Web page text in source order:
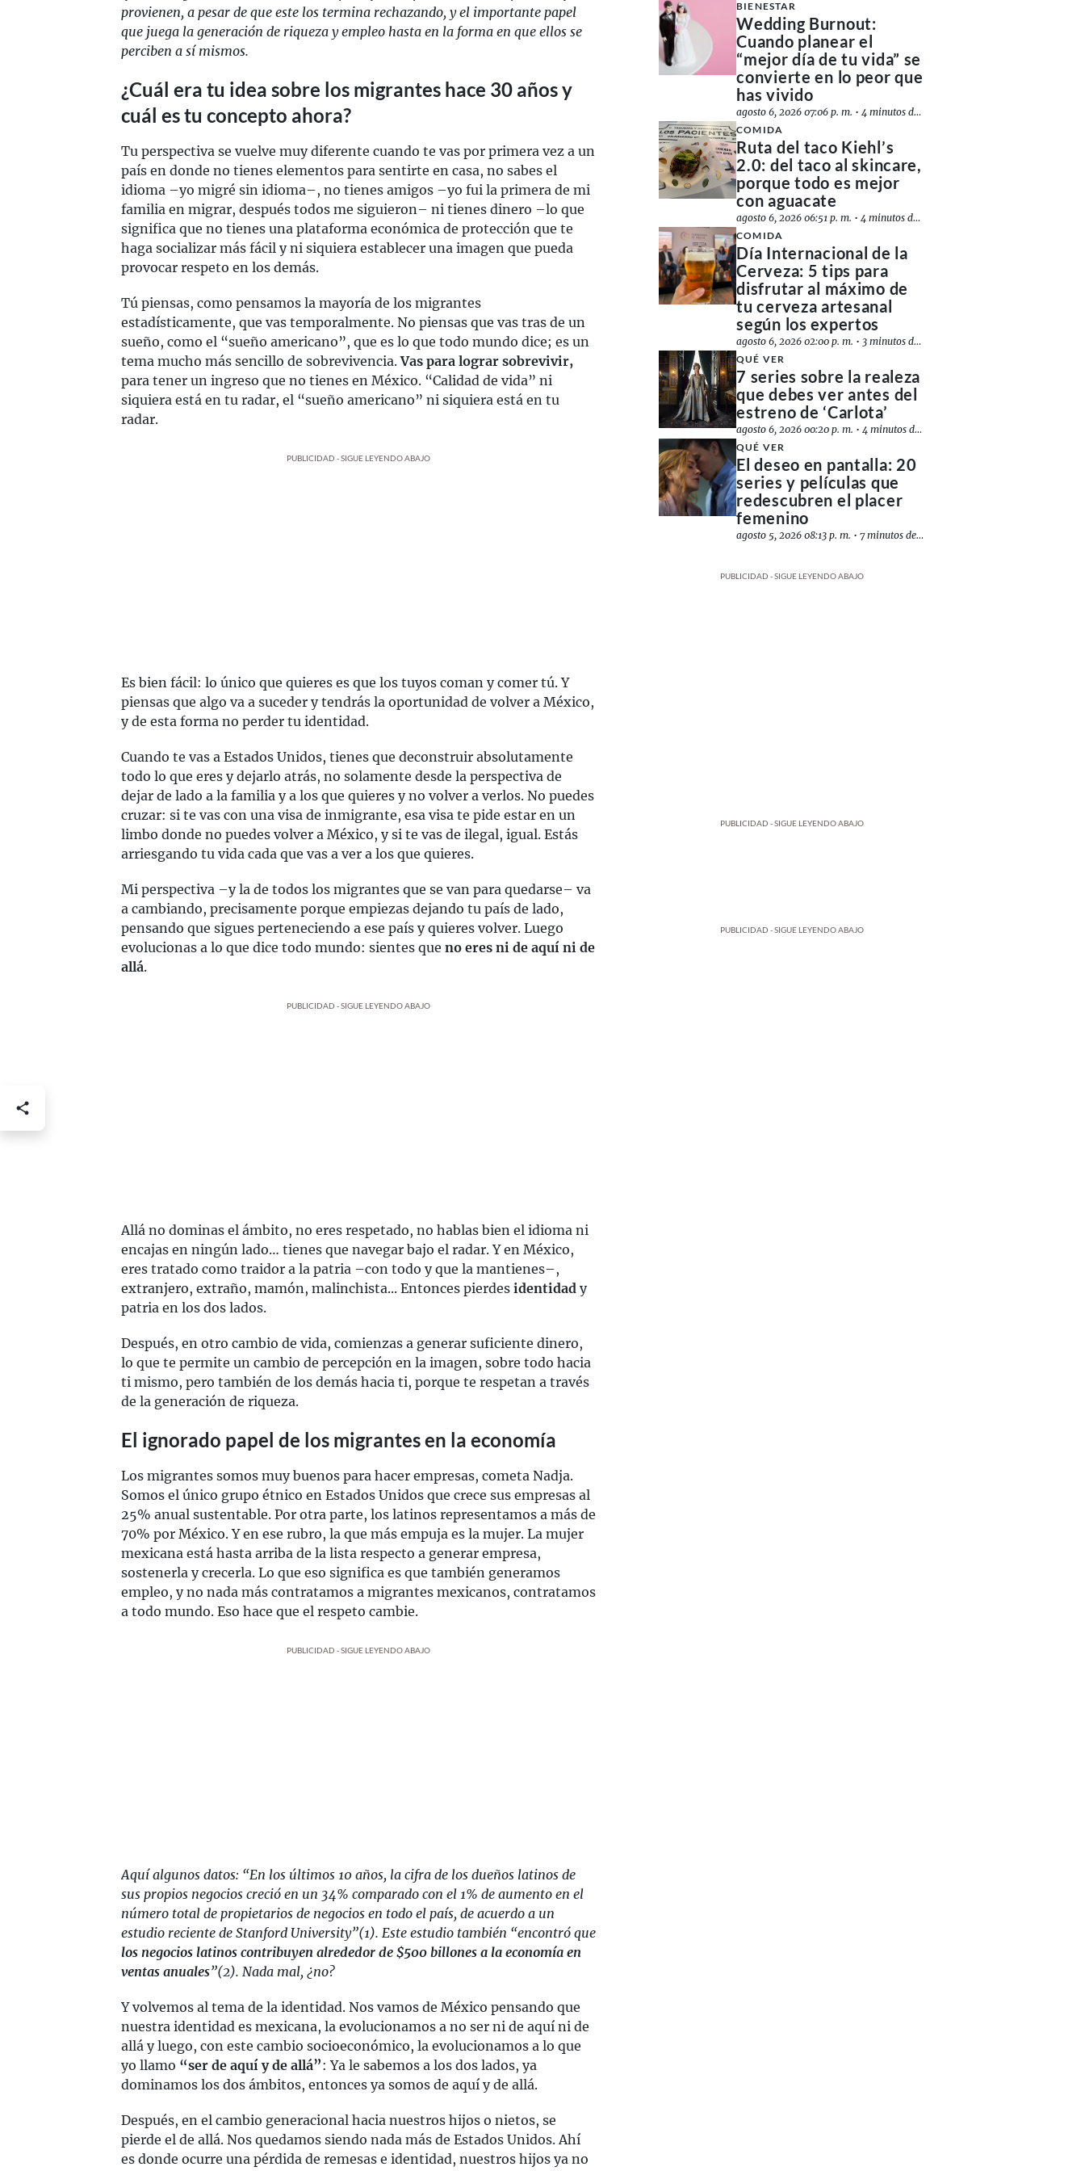
provienen, a pesar de que este los termina rechazando, y el importante papel
que juega la generación de riqueza y empleo hasta en la forma en que ellos se
perciben a sí mismos.
¿Cuál era tu idea sobre los migrantes hace 30 años y
cuál es tu concepto ahora?
Tu perspectiva se vuelve muy diferente cuando te vas por primera vez a un
país en donde no tienes elementos para sentirte en casa, no sabes el
idioma –yo migré sin idioma–, no tienes amigos –yo fui la primera de mi
familia en migrar, después todos me siguieron– ni tienes dinero –lo que
significa que no tienes una plataforma económica de protección que te
haga socializar más fácil y ni siquiera establecer una imagen que pueda
provocar respeto en los demás.
Tú piensas, como pensamos la mayoría de los migrantes
estadísticamente, que vas temporalmente. No piensas que vas tras de un
sueño, como el “sueño americano”, que es lo que todo mundo dice; es un
tema mucho más sencillo de sobrevivencia.Vas para lograr sobrevivir,
para tener un ingreso que no tienes en México. “Calidad de vida” ni
siquiera está en tu radar, el “sueño americano” ni siquiera está en tu
radar.
PUBLICIDAD - SIGUE LEYENDO ABAJO
Es bien fácil: lo único que quieres es que los tuyos coman y comer tú. Y
piensas que algo va a suceder y tendrás la oportunidad de volver a México,
y de esta forma no perder tu identidad.
Cuando te vas a Estados Unidos, tienes que deconstruir absolutamente
todo lo que eres y dejarlo atrás, no solamente desde la perspectiva de
dejar de lado a la familia y a los que quieres y no volver a verlos. No puedes
cruzar: si te vas con una visa de inmigrante, esa visa te pide estar en un
limbo donde no puedes volver a México, y si te vas de ilegal, igual. Estás
arriesgando tu vida cada que vas a ver a los que quieres.
Mi perspectiva –y la de todos los migrantes que se van para quedarse– va
a cambiando, precisamente porque empiezas dejando tu país de lado,
pensando que sigues perteneciendo a ese país y quieres volver. Luego
evolucionas a lo que dice todo mundo: sientes que no eres ni de aquí ni de
allá.
PUBLICIDAD - SIGUE LEYENDO ABAJO
Allá no dominas el ámbito, no eres respetado, no hablas bien el idioma ni
encajas en ningún lado… tienes que navegar bajo el radar. Y en México,
eres tratado como traidor a la patria –con todo y que la mantienes–,
extranjero, extraño, mamón, malinchista... Entonces pierdes identidad y
patria en los dos lados.
Después, en otro cambio de vida, comienzas a generar suficiente dinero,
lo que te permite un cambio de percepción en la imagen, sobre todo hacia
ti mismo, pero también de los demás hacia ti, porque te respetan a través
de la generación de riqueza.
El ignorado papel de los migrantes en la economía
Los migrantes somos muy buenos para hacer empresas, cometa Nadja.
Somos el único grupo étnico en Estados Unidos que crece sus empresas al
25% anual sustentable. Por otra parte, los latinos representamos a más de
70% por México. Y en ese rubro, la que más empuja es la mujer. La mujer
mexicana está hasta arriba de la lista respecto a generar empresa,
sostenerla y crecerla. Lo que eso significa es que también generamos
empleo, y no nada más contratamos a migrantes mexicanos, contratamos
a todo mundo. Eso hace que el respeto cambie.
PUBLICIDAD - SIGUE LEYENDO ABAJO
Aquí algunos datos: “En los últimos 10 años, la cifra de los dueños latinos de
sus propios negocios creció en un 34% comparado con el 1% de aumento en el
número total de propietarios de negocios en todo el país, de acuerdo a un
estudio reciente de Stanford University”(1). Este estudio también “encontró que
los negocios latinos contribuyen alrededor de $500 billones a la economía en
ventas anuales”(2). Nada mal, ¿no?
Y volvemos al tema de la identidad. Nos vamos de México pensando que
nuestra identidad es mexicana, la evolucionamos a no ser ni de aquí ni de
allá y luego, con este cambio socioeconómico, la evolucionamos a lo que
yo llamo “ser de aquí y de allá”: Ya le sabemos a los dos lados, ya
dominamos los dos ámbitos, entonces ya somos de aquí y de allá.
Después, en el cambio generacional hacia nuestros hijos o nietos, se
pierde el de allá. Nos quedamos siendo nada más de Estados Unidos. Ahí
es donde ocurre una pérdida de remesas e identidad, nuestros hijos ya no
BIENESTAR
Wedding Burnout:
Cuando planear el
“mejor día de tu vida” se
convierte en lo peor que
has vivido
agosto 6, 2026 07:06 p. m. •4 minutos de lectura
COMIDA
Ruta del taco Kiehl’s
2.0: del taco al skincare,
porque todo es mejor
con aguacate
agosto 6, 2026 06:51 p. m. •4 minutos de lectura
COMIDA
Día Internacional de la
Cerveza: 5 tips para
disfrutar al máximo de
tu cerveza artesanal
según los expertos
agosto 6, 2026 02:00 p. m. • 3 minutos de lectura
QUÉ VER
7 series sobre la realeza
que debes ver antes del
estreno de ‘Carlota’
agosto 6, 2026 00:20 p. m. •4 minutos de lectura
QUÉ VER
El deseo en pantalla: 20
series y películas que
redescubren el placer
femenino
agosto 5, 2026 08:13 p. m. •7 minutos de lectura
PUBLICIDAD - SIGUE LEYENDO ABAJO
PUBLICIDAD - SIGUE LEYENDO ABAJO
PUBLICIDAD - SIGUE LEYENDO ABAJO